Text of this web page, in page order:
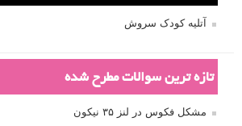
آتلیه کودک سروش
تازه ترین سوالات مطرح شده
مشکل فکوس در لنز ۳۵ نیکون